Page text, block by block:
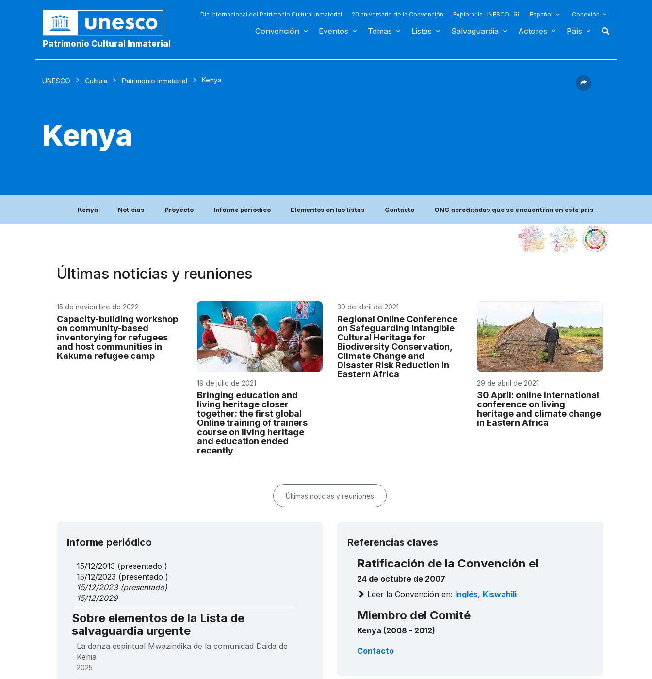
Patrimonio Cultural Inmaterial
Día Internacional del Patrimonio Cultural Inmaterial 20 aniversario de la Convención Explorar la UNESCO Español Conexión
Convención Eventos Temas Listas Salvaguardia Actores País
UNESCO Cultura Patrimonio inmaterial Kenya
Kenya
Kenya Noticias Proyecto Informe periódico Elementos en las listas Contacto ONG acreditadas que se encuentran en este país
Últimas noticias y reuniones
15 de noviembre de 2022
Capacity-building workshop
on community-based
inventorying for refugees
and host communities in
Kakuma refugee camp
19 de julio de 2021
Bringing education and
living heritage closer
together: the first global
Online training of trainers
course on living heritage
and education ended
recently
30 de abril de 2021
Regional Online Conference
on Safeguarding Intangible
Cultural Heritage for
Biodiversity Conservation,
Climate Change and
Disaster Risk Reduction in
Eastern Africa
29 de abril de 2021
30 April: online international
conference on living
heritage and climate change
in Eastern Africa
Últimas noticias y reuniones
Informe periódico
15/12/2013 (presentado )
15/12/2023 (presentado )
15/12/2023(presentado)
15/12/2029
Sobre elementos de la Lista de
salvaguardia urgente
La danza espiritual Mwazindika de la comunidad Daida de
Kenia
2025
Referencias claves
Ratificación de la Convención el
24 de octubre de 2007
Leer la Convención en: Inglés, Kiswahili
Miembro del Comité
Kenya (2008 - 2012)
Contacto